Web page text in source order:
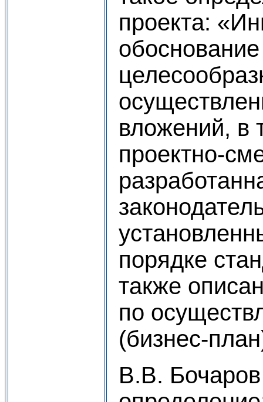
проекта:
вложений, в
проектно-
порядке
также
по
(бизнес-
В.В.